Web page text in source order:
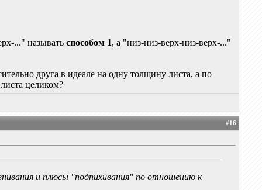
..." называтьспособом 1, а "низ-низ-верх-низ-верх-..."
друга в идеале на одну толщину листа, а по
целиком?
#16
и плюсы "подпихивания" по отношению к